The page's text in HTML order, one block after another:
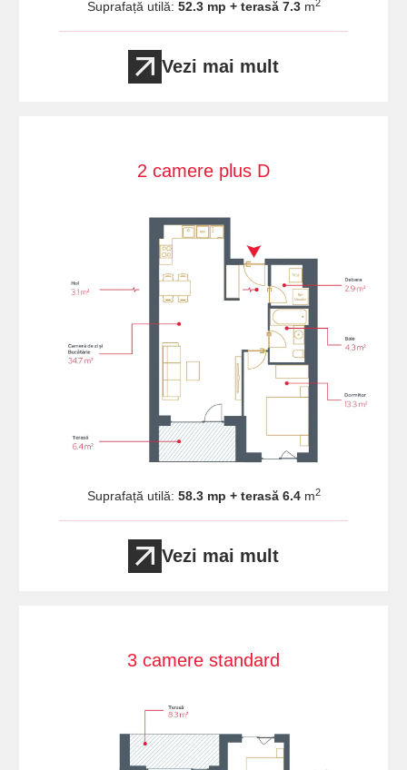
Suprafață utilă: 52.3 mp + terasă 7.3m2
Vezi mai mult
2 camere plus D
Suprafață utilă: 58.3 mp + terasă 6.4m2
Vezi mai mult
3 camere standard